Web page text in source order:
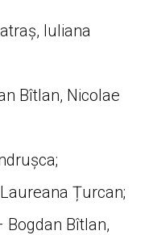
Iuliana
Bîtlan, Nicolae
Țurcan;
Bogdan Bîtlan,